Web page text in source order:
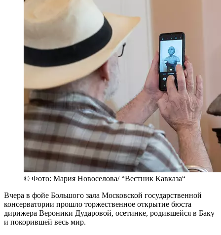
© Фото: Мария Новоселова/ “Вестник Кавказа“
Вчера в фойе Большого зала Московской государственной
консерватории прошло торжественное открытие бюста
дирижера Вероники Дударовой, осетинке, родившейся в Баку
и покорившей весь мир.